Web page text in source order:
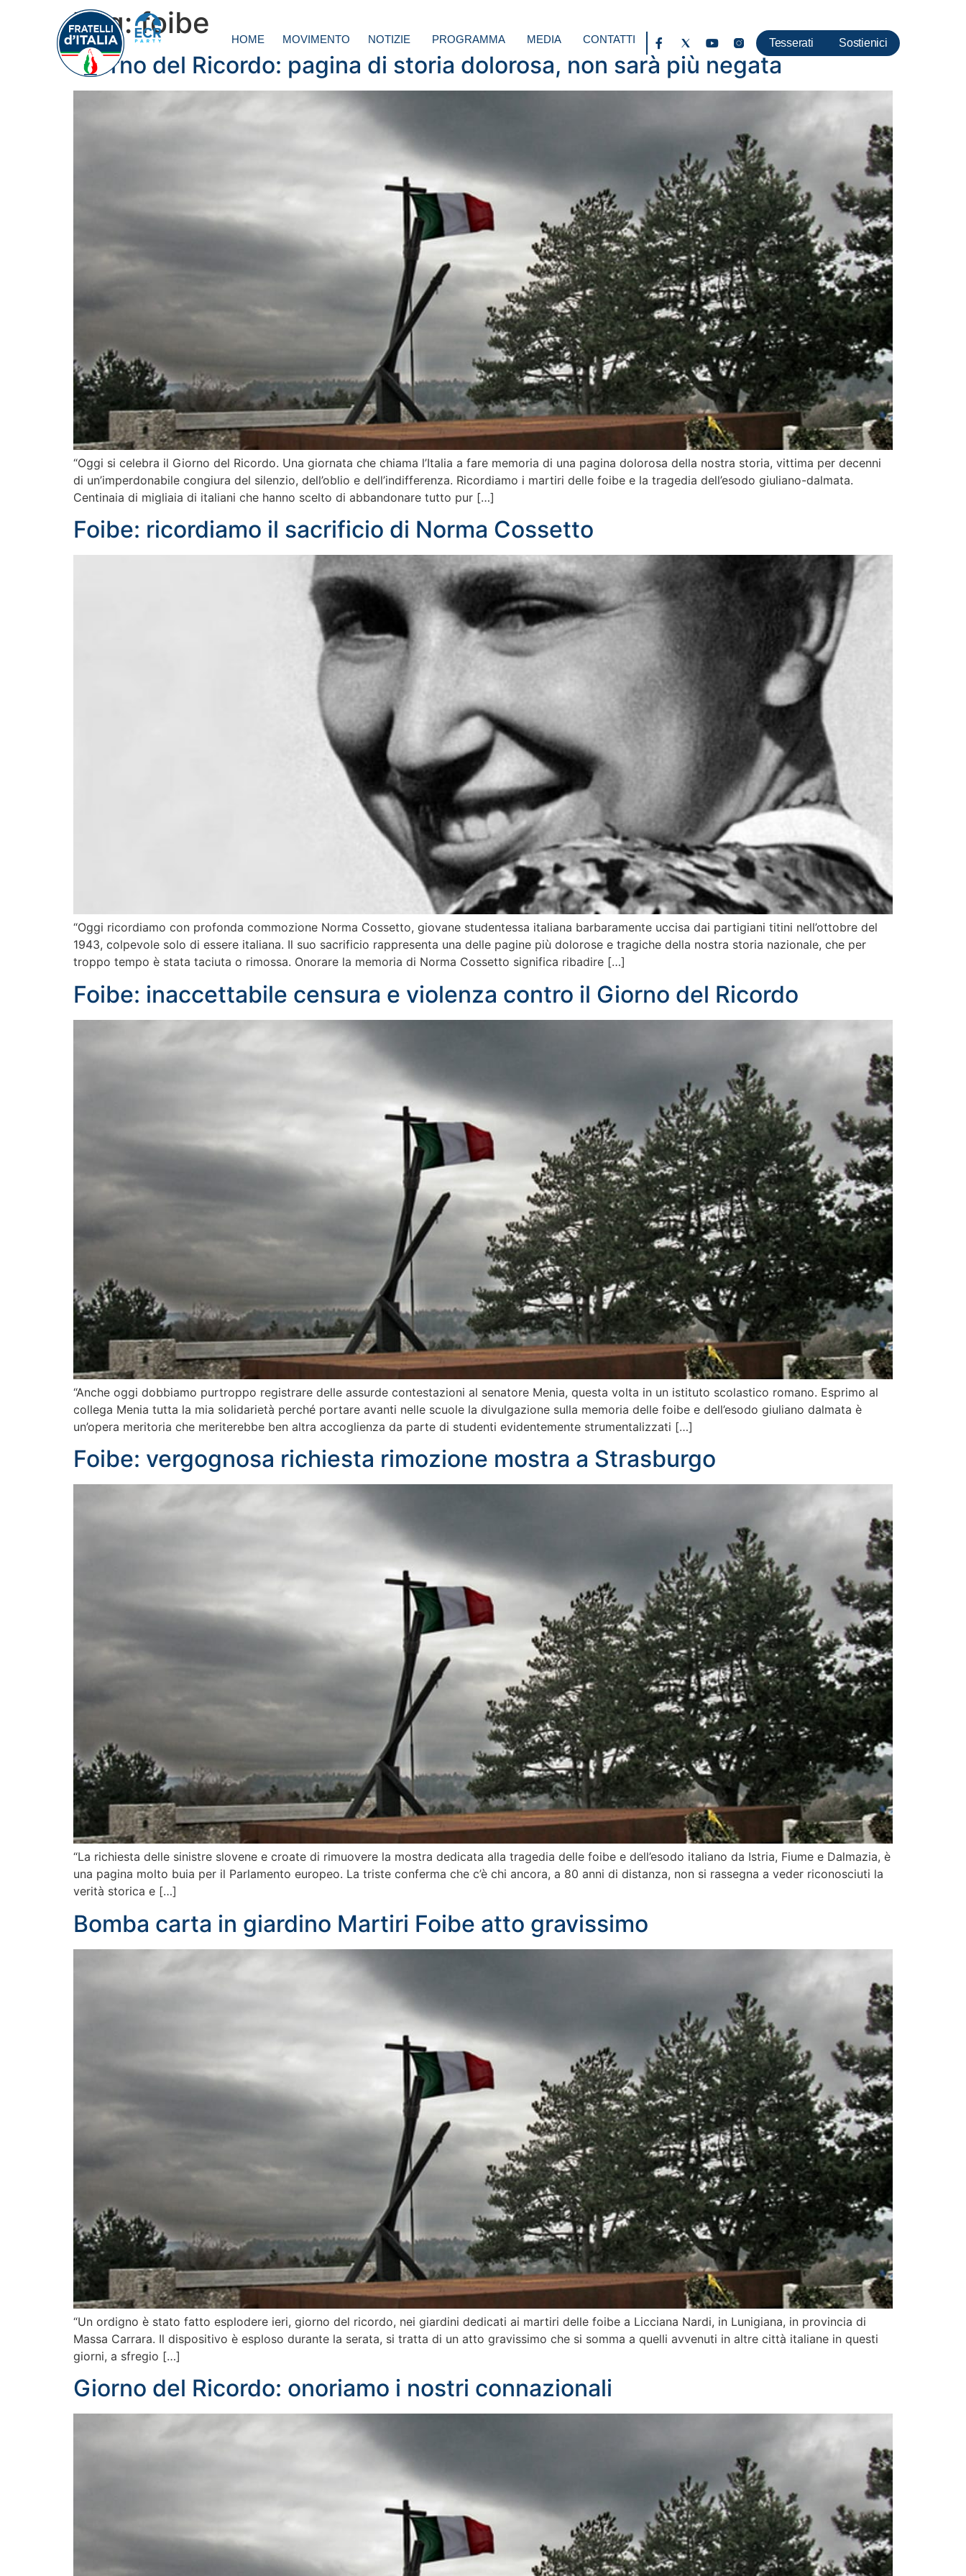
HOME MOVIMENTO NOTIZIE PROGRAMMA MEDIA CONTATTI Tesserati Sostienici
Tag:foibe
Giorno del Ricordo: pagina di storia dolorosa, non sarà più negata
“Oggi si celebra il Giorno del Ricordo. Una giornata che chiama l’Italia a fare memoria di una pagina dolorosa della nostra storia, vittima per decenni
di un’imperdonabile congiura del silenzio, dell’oblio e dell’indifferenza. Ricordiamo i martiri delle foibe e la tragedia dell’esodo giuliano-dalmata.
Centinaia di migliaia di italiani che hanno scelto di abbandonare tutto pur […]
Foibe: ricordiamo il sacrificio di Norma Cossetto
“Oggi ricordiamo con profonda commozione Norma Cossetto, giovane studentessa italiana barbaramente uccisa dai partigiani titini nell’ottobre del
1943, colpevole solo di essere italiana. Il suo sacrificio rappresenta una delle pagine più dolorose e tragiche della nostra storia nazionale, che per
troppo tempo è stata taciuta o rimossa. Onorare la memoria di Norma Cossetto significa ribadire […]
Foibe: inaccettabile censura e violenza contro il Giorno del Ricordo
“Anche oggi dobbiamo purtroppo registrare delle assurde contestazioni al senatore Menia, questa volta in un istituto scolastico romano. Esprimo al
collega Menia tutta la mia solidarietà perché portare avanti nelle scuole la divulgazione sulla memoria delle foibe e dell’esodo giuliano dalmata è
un’opera meritoria che meriterebbe ben altra accoglienza da parte di studenti evidentemente strumentalizzati […]
Foibe: vergognosa richiesta rimozione mostra a Strasburgo
“La richiesta delle sinistre slovene e croate di rimuovere la mostra dedicata alla tragedia delle foibe e dell’esodo italiano da Istria, Fiume e Dalmazia, è
una pagina molto buia per il Parlamento europeo. La triste conferma che c’è chi ancora, a 80 anni di distanza, non si rassegna a veder riconosciuti la
verità storica e […]
Bomba carta in giardino Martiri Foibe atto gravissimo
“Un ordigno è stato fatto esplodere ieri, giorno del ricordo, nei giardini dedicati ai martiri delle foibe a Licciana Nardi, in Lunigiana, in provincia di
Massa Carrara. Il dispositivo è esploso durante la serata, si tratta di un atto gravissimo che si somma a quelli avvenuti in altre città italiane in questi
giorni, a sfregio […]
Giorno del Ricordo: onoriamo i nostri connazionali